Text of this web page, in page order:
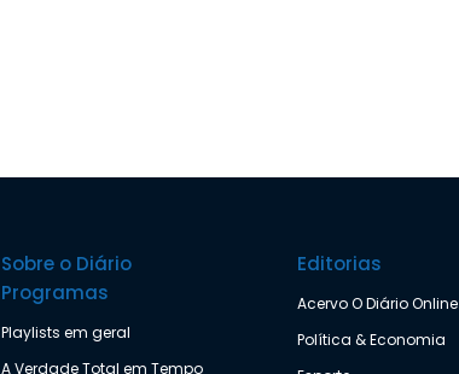
Sobre o Diário
Programas
Playlists em geral
A Verdade Total em Tempo
Editorias
Acervo O Diário Online
Política & Economia